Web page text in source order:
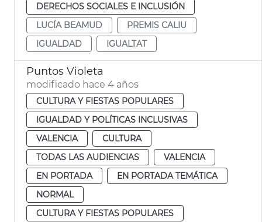
DERECHOS SOCIALES E INCLUSIÓN
LUCÍA BEAMUD
PREMIS CALIU
IGUALDAD
IGUALTAT
Puntos Violeta
modificado hace 4 años
CULTURA Y FIESTAS POPULARES
IGUALDAD Y POLÍTICAS INCLUSIVAS
VALENCIA
CULTURA
TODAS LAS AUDIENCIAS
VALENCIA
EN PORTADA
EN PORTADA TEMÁTICA
NORMAL
CULTURA Y FIESTAS POPULARES